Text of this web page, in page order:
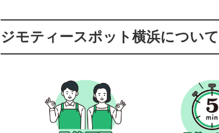
ジモティースポット横浜について